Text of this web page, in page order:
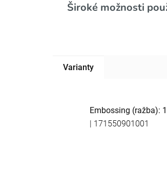
Široké možnosti
Varianty
Embossing (ražba):
| 171550901001